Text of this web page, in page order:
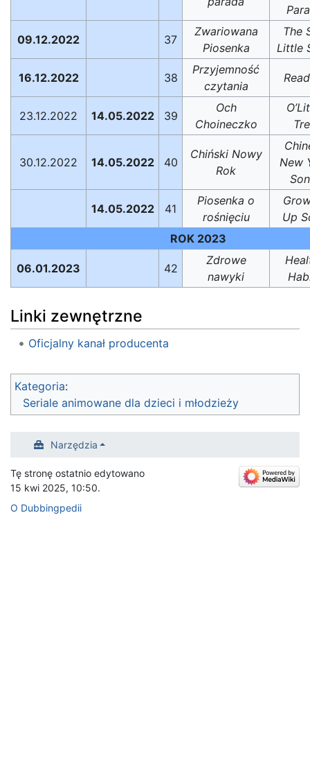
09.12.2022 37
Zwariowana
Piosenka
The
Little
16.12.2022 38
Przyjemność
czytania
23.12.2022 14.05.2022 39
Och
Choineczko
30.12.2022 14.05.2022 40
Chiński Nowy
Rok
New
14.05.2022 41
Piosenka o
rośnięciu
Up
ROK 2023
06.01.2023 42
Zdrowe
nawyki
Linki zewnętrzne
Oficjalny kanał producenta
Kategoria:
Seriale animowane dla dzieci i młodzieży
Narzędzia
Tę stronę ostatnio edytowano
15 kwi 2025, 10:50.
O Dubbingpedii